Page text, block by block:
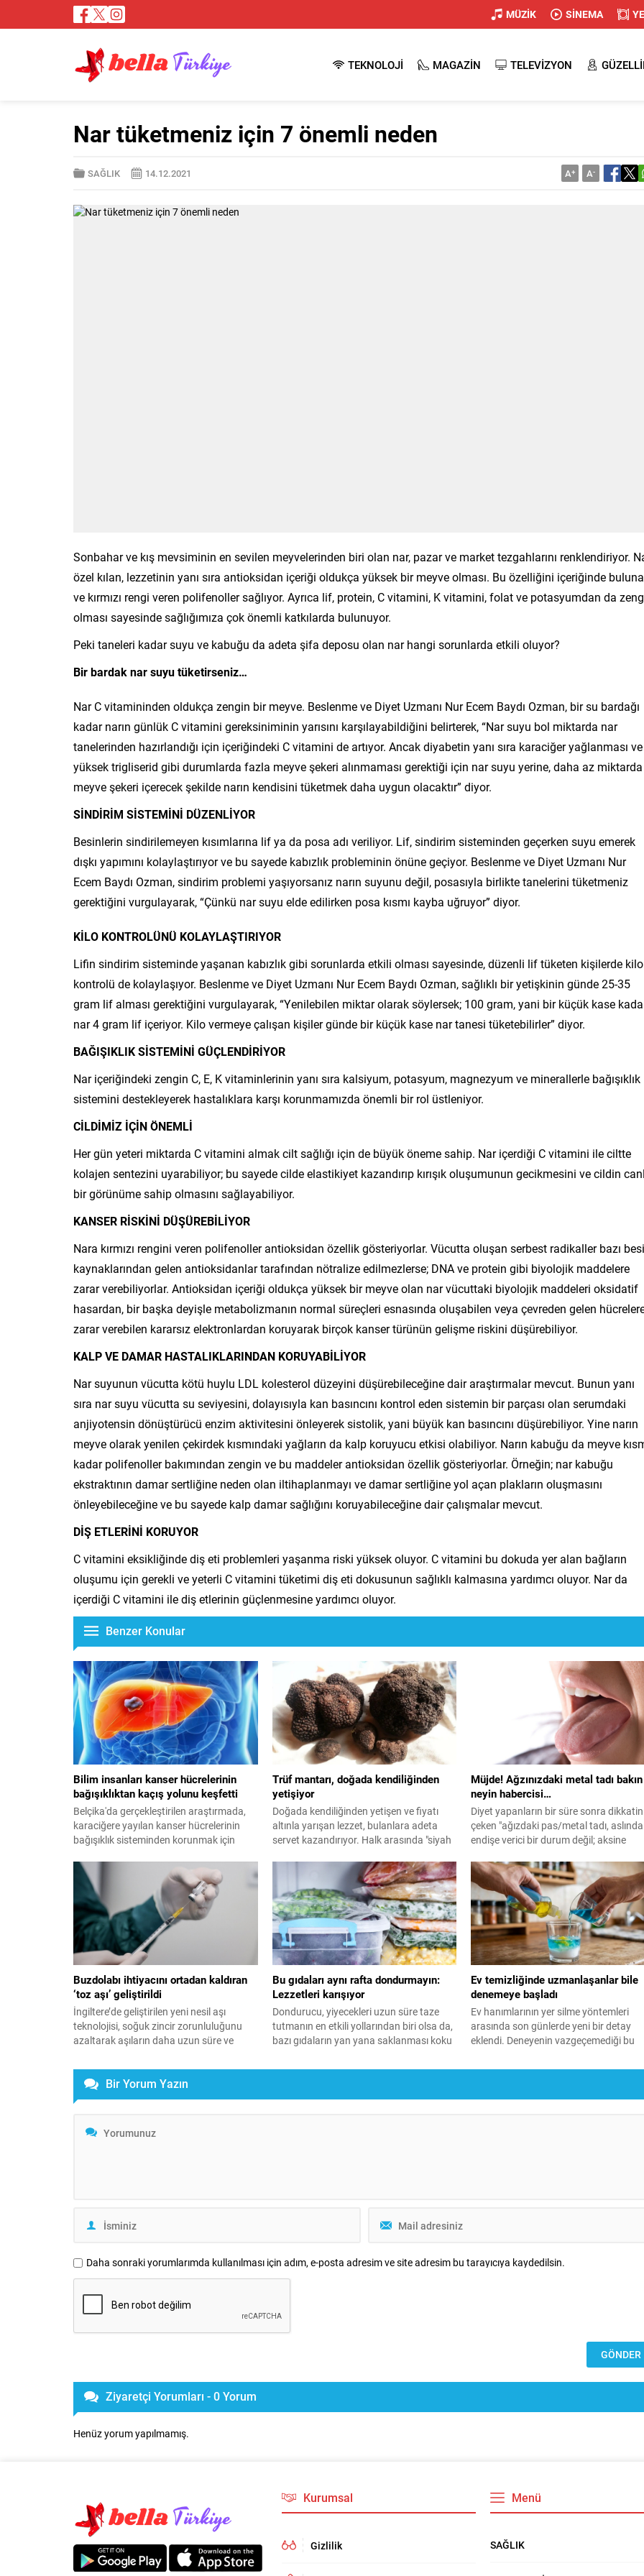
MÜZİK SİNEMA
TEKNOLOJİ MAGAZİN TELEVİZYON
Nar tüketmeniz için 7 önemli neden
SAĞLIK 14.12.2021 A+ A-
Sonbahar ve kış mevsiminin en sevilen meyvelerinden biri olan nar, pazar ve market tezgahlarını renklendiriyor.
özel kılan, lezzetinin yanı sıra antioksidan içeriği oldukça yüksek bir meyve olması. Bu özelliğini içeriğinde
ve kırmızı rengi veren polifenoller sağlıyor. Ayrıca lif, protein, C vitamini, K vitamini, folat ve potasyumdan da
olması sayesinde sağlığımıza çok önemli katkılarda bulunuyor.
Peki taneleri kadar suyu ve kabuğu da adeta şifa deposu olan nar hangi sorunlarda etkili oluyor?
Bir bardak nar suyu tüketirseniz…
Nar C vitamininden oldukça zengin bir meyve. Beslenme ve Diyet Uzmanı Nur Ecem Baydı Ozman, bir su bardağı
kadar narın günlük C vitamini gereksiniminin yarısını karşılayabildiğini belirterek, “Nar suyu bol miktarda nar
tanelerinden hazırlandığı için içeriğindeki C vitamini de artıyor. Ancak diyabetin yanı sıra karaciğer yağlanması ve
yüksek trigliserid gibi durumlarda fazla meyve şekeri alınmaması gerektiği için nar suyu yerine, daha az miktarda
meyve şekeri içerecek şekilde narın kendisini tüketmek daha uygun olacaktır” diyor.
SİNDİRİM SİSTEMİNİ DÜZENLİYOR
Besinlerin sindirilemeyen kısımlarına lif ya da posa adı veriliyor. Lif, sindirim sisteminden geçerken suyu emerek
dışkı yapımını kolaylaştırıyor ve bu sayede kabızlık probleminin önüne geçiyor. Beslenme ve Diyet Uzmanı Nur
Ecem Baydı Ozman, sindirim problemi yaşıyorsanız narın suyunu değil, posasıyla birlikte tanelerini tüketmeniz
gerektiğini vurgulayarak, “Çünkü nar suyu elde edilirken posa kısmı kayba uğruyor” diyor.
KİLO KONTROLÜNÜ KOLAYLAŞTIRIYOR
Lifin sindirim sisteminde yaşanan kabızlık gibi sorunlarda etkili olması sayesinde, düzenli lif tüketen kişilerde kilo
kontrolü de kolaylaşıyor. Beslenme ve Diyet Uzmanı Nur Ecem Baydı Ozman, sağlıklı bir yetişkinin günde 25-35
gram lif alması gerektiğini vurgulayarak, “Yenilebilen miktar olarak söylersek; 100 gram, yani bir küçük kase
nar 4 gram lif içeriyor. Kilo vermeye çalışan kişiler günde bir küçük kase nar tanesi tüketebilirler” diyor.
BAĞIŞIKLIK SİSTEMİNİ GÜÇLENDİRİYOR
Nar içeriğindeki zengin C, E, K vitaminlerinin yanı sıra kalsiyum, potasyum, magnezyum ve minerallerle bağışıklık
sistemini destekleyerek hastalıklara karşı korunmamızda önemli bir rol üstleniyor.
CİLDİMİZ İÇİN ÖNEMLİ
Her gün yeteri miktarda C vitamini almak cilt sağlığı için de büyük öneme sahip. Nar içerdiği C vitamini ile ciltte
kolajen sentezini uyarabiliyor; bu sayede cilde elastikiyet kazandırıp kırışık oluşumunun gecikmesini ve cildin
bir görünüme sahip olmasını sağlayabiliyor.
KANSER RİSKİNİ DÜŞÜREBİLİYOR
Nara kırmızı rengini veren polifenoller antioksidan özellik gösteriyorlar. Vücutta oluşan serbest radikaller bazı
kaynaklarından gelen antioksidanlar tarafından nötralize edilmezlerse; DNA ve protein gibi biyolojik maddelere
zarar verebiliyorlar. Antioksidan içeriği oldukça yüksek bir meyve olan nar vücuttaki biyolojik maddeleri oksidatif
hasardan, bir başka deyişle metabolizmanın normal süreçleri esnasında oluşabilen veya çevreden gelen
zarar verebilen kararsız elektronlardan koruyarak birçok kanser türünün gelişme riskini düşürebiliyor.
KALP VE DAMAR HASTALIKLARINDAN KORUYABİLİYOR
Nar suyunun vücutta kötü huylu LDL kolesterol düzeyini düşürebileceğine dair araştırmalar mevcut. Bunun yanı
sıra nar suyu vücutta su seviyesini, dolayısıyla kan basıncını kontrol eden sistemin bir parçası olan serumdaki
anjiyotensin dönüştürücü enzim aktivitesini önleyerek sistolik, yani büyük kan basıncını düşürebiliyor. Yine narın
meyve olarak yenilen çekirdek kısmındaki yağların da kalp koruyucu etkisi olabiliyor. Narın kabuğu da meyve
kadar polifenoller bakımından zengin ve bu maddeler antioksidan özellik gösteriyorlar. Örneğin; nar kabuğu
ekstraktının damar sertliğine neden olan iltihaplanmayı ve damar sertliğine yol açan plakların oluşmasını
önleyebileceğine ve bu sayede kalp damar sağlığını koruyabileceğine dair çalışmalar mevcut.
DİŞ ETLERİNİ KORUYOR
C vitamini eksikliğinde diş eti problemleri yaşanma riski yüksek oluyor. C vitamini bu dokuda yer alan bağların
oluşumu için gerekli ve yeterli C vitamini tüketimi diş eti dokusunun sağlıklı kalmasına yardımcı oluyor. Nar da
içerdiği C vitamini ile diş etlerinin güçlenmesine yardımcı oluyor.
Benzer Konular
Bilim insanları kanser hücrelerinin
bağışıklıktan kaçış yolunu keşfetti
Belçika'da gerçekleştirilen araştırmada,
karaciğere yayılan kanser hücrelerinin
bağışıklık sisteminden korunmak için
Trüf mantarı, doğada kendiliğinden
yetişiyor
Doğada kendiliğinden yetişen ve fiyatı
altınla yarışan lezzet, bulanlara adeta
servet kazandırıyor. Halk arasında "siyah
25 bin TL arasında alıcı bulan trüf
mantarı, hem gurme mutfakların
vazgeçilmezi hem de şifa kaynağı olarak
öne çıkıyor.
Müjde! Ağzınızdaki metal tadı bakın
neyin habercisi…
Diyet yapanların bir süre sonra
çeken "ağızdaki pas/metal tadı, aslında
endişe verici bir durum değil; aksine
olabileceğinin sinyalleridir.
Buzdolabı ihtiyacını ortadan kaldıran
‘toz aşı’ geliştirildi
İngiltere’de geliştirilen yeni nesil aşı
teknolojisi, soğuk zincir zorunluluğunu
azaltarak aşıların daha uzun süre ve
Bu gıdaları aynı rafta dondurmayın:
Lezzetleri karışıyor
Dondurucu, yiyecekleri uzun süre taze
tutmanın en etkili yollarından biri olsa da,
bazı gıdaların yan yana saklanması koku
dondurucuda birbirinden uzak tutmanız
Ev temizliğinde uzmanlaşanlar bile
denemeye başladı
Ev hanımlarının yer silme yöntemleri
arasında son günlerde yeni bir detay
eklendi. Deneyenin vazgeçemediği bu
etkisini gösteriyor.
Bir Yorum Yazın
Daha sonraki yorumlarımda kullanılması için adım, e-posta adresim ve site adresim bu tarayıcıya kaydedilsin.
Ziyaretçi Yorumları - 0 Yorum
Henüz yorum yapılmamış.
Kurumsal
Gizlilik
Menü
SAĞLIK